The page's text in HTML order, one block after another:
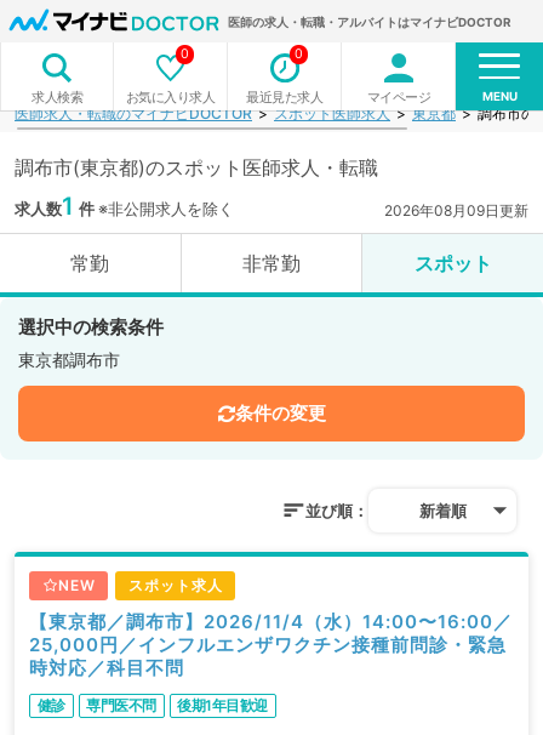
医師の求人・転職・アルバイトはマイナビDOCTOR
求人検索 お気に入り求人
0
最近見た求人
0
マイページ MENU
医師求人・転職のマイナビDOCTOR スポット医師求人 東京都 調布市の
調布市(東京都)のスポット医師求人・転職
求人数1 件※非公開求人を除く 2026年08月09日更新
常勤 非常勤 スポット
選択中の検索条件
東京都調布市
条件の変更
並び順： 新着順
NEW スポット求人
【東京都／調布市】2026/11/4（水）14:00〜16:00／
25,000円／インフルエンザワクチン接種前問診・緊急
時対応／科目不問
健診 専門医不問 後期1年目歓迎